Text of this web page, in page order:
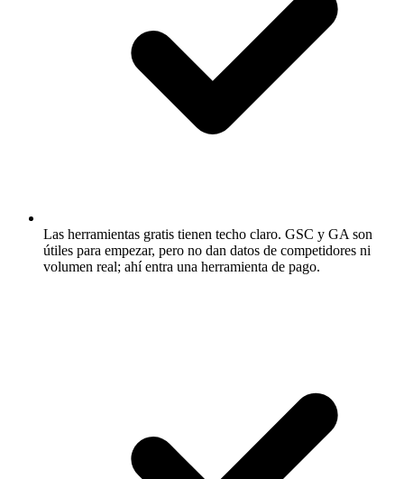
Las herramientas gratis tienen techo claro. GSC y GA son
útiles para empezar, pero no dan datos de competidores ni
volumen real; ahí entra una herramienta de pago.